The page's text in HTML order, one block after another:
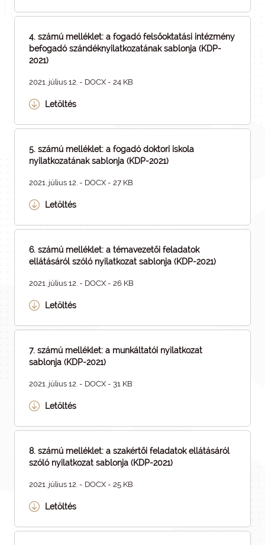
4. számú melléklet: a fogadó felsőoktatási intézmény
befogadó szándéknyilatkozatának sablonja (KDP-
2021)
2021. július 12. - DOCX - 24 KB
Letöltés
5. számú melléklet: a fogadó doktori iskola
nyilatkozatának sablonja (KDP-2021)
2021. július 12. - DOCX - 27 KB
Letöltés
6. számú melléklet: a témavezetői feladatok
ellátásáról szóló nyilatkozat sablonja (KDP-2021)
2021. július 12. - DOCX - 26 KB
Letöltés
7. számú melléklet: a munkáltatói nyilatkozat
sablonja (KDP-2021)
2021. július 12. - DOCX - 31 KB
Letöltés
8. számú melléklet: a szakértői feladatok ellátásáról
szóló nyilatkozat sablonja (KDP-2021)
2021. július 12. - DOCX - 25 KB
Letöltés